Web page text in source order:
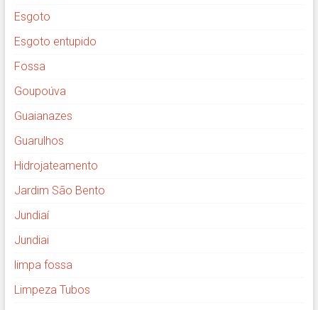
Esgoto
Esgoto entupido
Fossa
Goupoúva
Guaianazes
Guarulhos
Hidrojateamento
Jardim São Bento
Jundiaí
Jundiai
limpa fossa
Limpeza Tubos